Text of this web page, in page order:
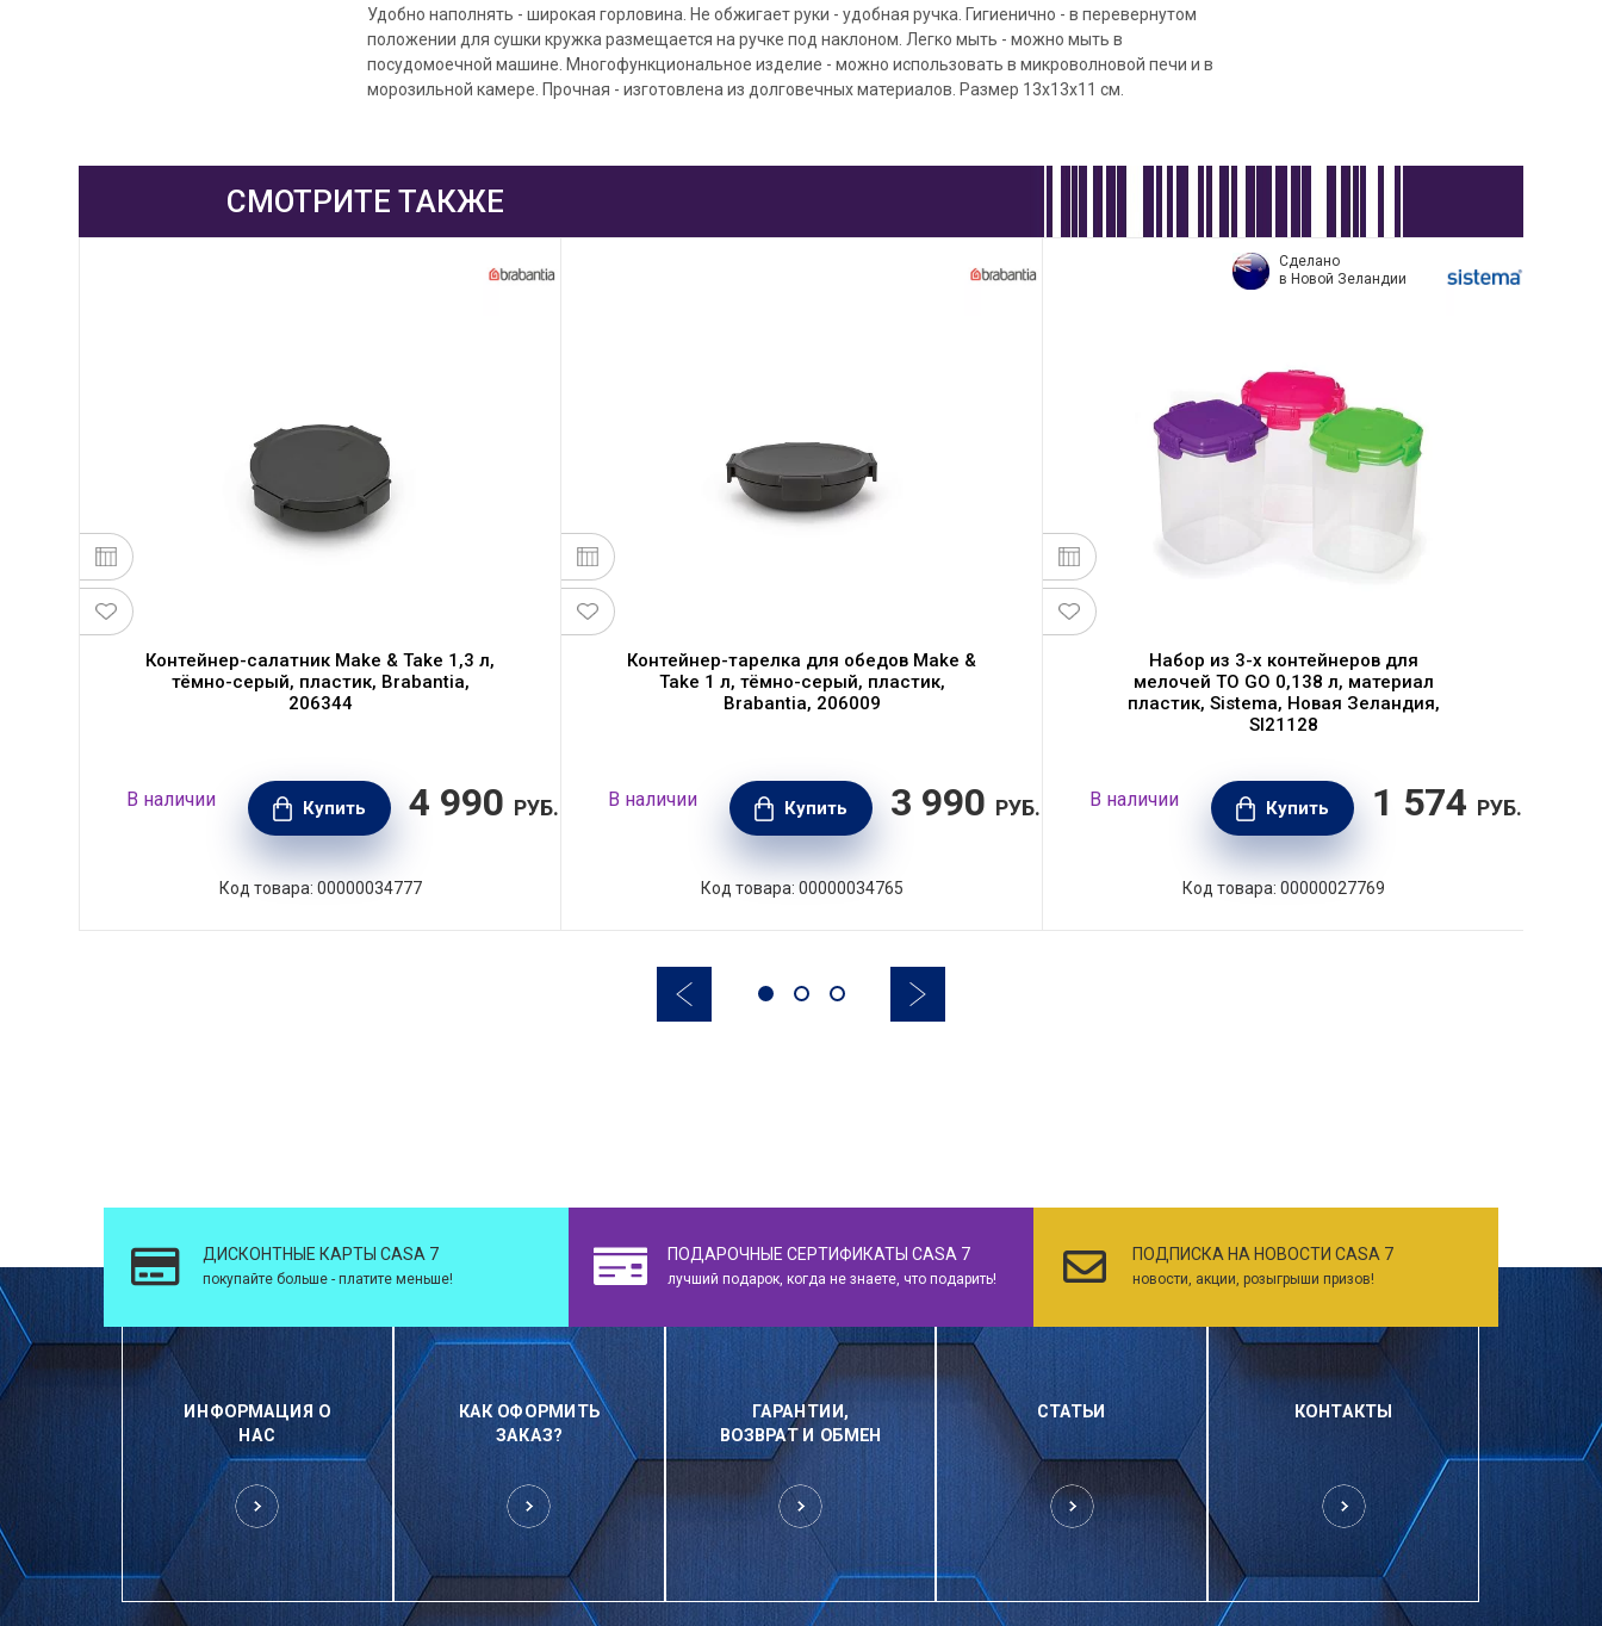
Удобно наполнять - широкая горловина. Не обжигает руки - удобная ручка. Гигиенично - в перевернутом
положении для сушки кружка размещается на ручке под наклоном. Легко мыть - можно мыть в
посудомоечной машине. Многофункциональное изделие - можно использовать в микроволновой печи и в
морозильной камере. Прочная - изготовлена из долговечных материалов. Размер 13х13х11 см.
СМОТРИТЕ ТАКЖЕ
Контейнер-салатник Make & Take 1,3 л,
тёмно-серый, пластик, Brabantia,
206344
В наличии Купить 4 990 РУБ.
Код товара: 00000034777
Контейнер-тарелка для обедов Make &
Take 1 л, тёмно-серый, пластик,
Brabantia, 206009
В наличии Купить 3 990 РУБ.
Код товара: 00000034765
Сделано
в Новой Зеландии
Набор из 3-х контейнеров для
мелочей TO GO 0,138 л, материал
пластик, Sistema, Новая Зеландия,
SI21128
В наличии Купить 1 574 РУБ.
Код товара: 00000027769
ДИСКОНТНЫЕ КАРТЫ CASA 7
покупайте больше - платите меньше!
ПОДАРОЧНЫЕ СЕРТИФИКАТЫ CASA 7
лучший подарок, когда не знаете, что подарить!
ПОДПИСКА НА НОВОСТИ CASA 7
новости, акции, розыгрыши призов!
ИНФОРМАЦИЯ О
НАС
КАК ОФОРМИТЬ
ЗАКАЗ?
ГАРАНТИИ,
ВОЗВРАТ И ОБМЕН
СТАТЬИ КОНТАКТЫ